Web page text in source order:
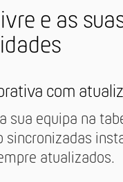
e as
com
sua equipa na
sincronizadas
atualizados.